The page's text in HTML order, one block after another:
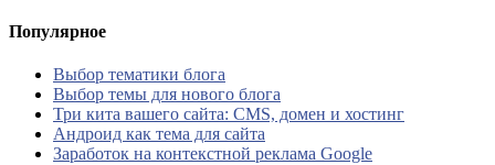
Популярное
Выбор тематики блога
Выбор темы для нового блога
Три кита вашего сайта: CMS, домен и хостинг
Андроид как тема для сайта
Заработок на контекстной реклама Google